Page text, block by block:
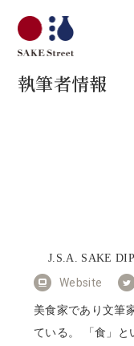
執筆者情報
J.S.A. SAKE
Website
美食家であり文筆
ている。 「食」と